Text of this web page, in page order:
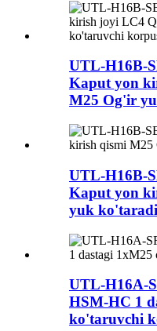
UTL-H16B-
Kaput yon
M25 Og'ir
UTL-H16B-
Kaput yon
yuk
UTL-H16A-
HSM-HC 1
ko'taruvchi